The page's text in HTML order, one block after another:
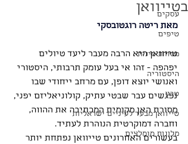
עסקים
טיפים
מסורת סינית
היסטוריה
טבע
טייוואן מבעד לעיניים ישראליות
מלונות מומלצים
בטייוואן
מאת ​ריטה רוגטובסקי
טייוואן היא הרבה מעבר ליעד טיולים
יפהפה - זהו אי בעל עומק תרבותי, היסטורי
ואנושי יוצא דופן, עם מרחב ייחודי שבו
נפגשים עבר שבטי עתיק, קולוניאליזם יפני,
מסורת האן מקומית המכתיבה את ההווה,
וחברה דמוקרטית הנוהרת לעתיד.
בעשורים האחרונים טייוואן נפתחת יותר